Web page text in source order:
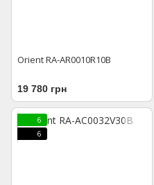
Orient RA-AR0010R10B
19 780 грн
6
6